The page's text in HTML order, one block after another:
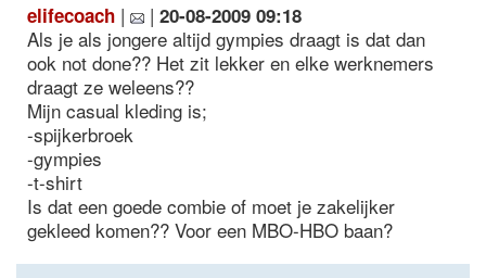
elifecoach | | 20-08-2009 09:18
Als je als jongere altijd gympies draagt is dat dan
ook not done?? Het zit lekker en elke werknemers
draagt ze weleens??
Mijn casual kleding is;
-spijkerbroek
-gympies
-t-shirt
Is dat een goede combie of moet je zakelijker
gekleed komen?? Voor een MBO-HBO baan?